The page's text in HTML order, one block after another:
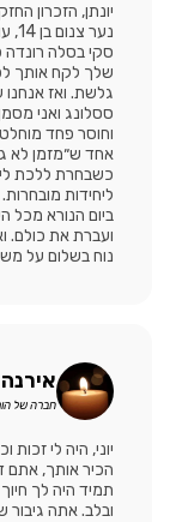
יונתן, הזכרון
סקי בסלה רונדה
שלך לקח אותך
גלשת. ואז
ססלונג ואני
וחוסר פחד
אחד ש״מזמן לא
כשבחרת ללכת
ליחידות
ביום הנורא מכל
ועברת את כולם.
נוח בשלום על
אירנה
חברה של
יוני, היה לי
הכיר אותך, אתם
תמיד היה לך
ובלב. אתה גיבור